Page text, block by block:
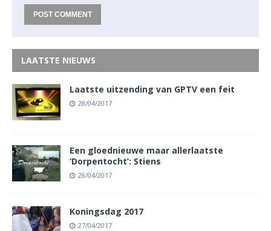
LAATSTE NIEUWS
Laatste uitzending van GPTV een feit
28/04/2017
Een gloednieuwe maar allerlaatste
‘Dorpentocht’: Stiens
28/04/2017
Koningsdag 2017
27/04/2017